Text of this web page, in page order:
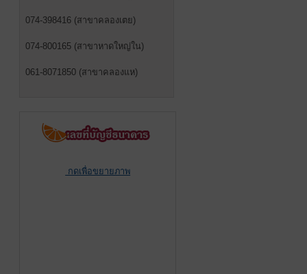
074-398416 (สาขาคลองเตย)
074-800165 (สาขาหาดใหญ่ใน)
061-8071850 (สาขาคลองแห)
กดเพื่อขยายภาพ